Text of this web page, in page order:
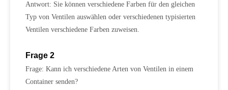
Antwort: Sie können verschiedene Farben für den gleichen
Typ von Ventilen auswählen oder verschiedenen typisierten
Ventilen verschiedene Farben zuweisen.
Frage 2
Frage: Kann ich verschiedene Arten von Ventilen in einem
Container senden?